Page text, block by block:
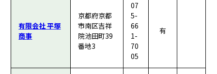
有限会社 平塚
商事
京都府京都
市南区吉祥
院池田町39
番地3
07
5-
66
1-
70
05
有